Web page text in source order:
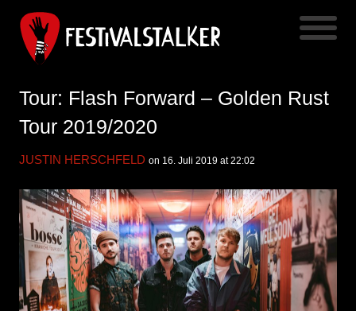
Tour: Flash Forward – Golden Rust
Tour 2019/2020
JUSTIN HERSCHFELD on 16. Juli 2019 at 22:02